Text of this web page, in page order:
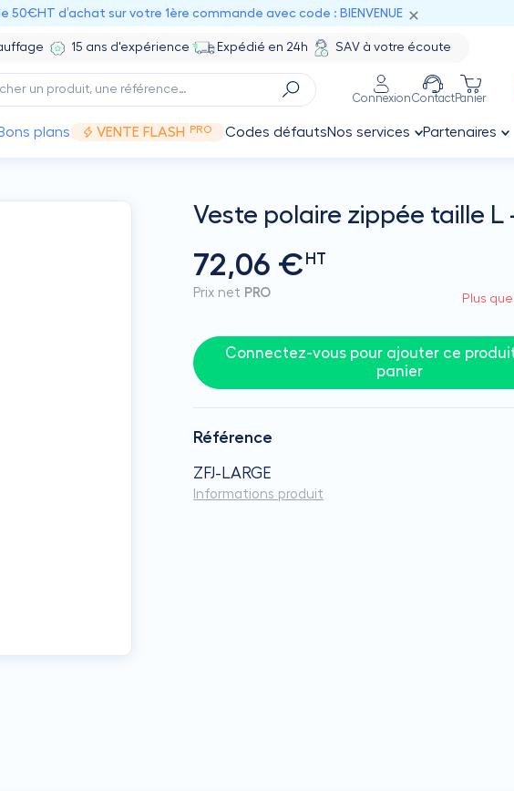
50€HT d’achat sur votre 1ère commande avec code : BIENVENUE
15 ans d'expérience Expédié en 24h SAV à votre écoute
ConnexionContactPanier
Bons plans VENTE FLASH PRO Codes défautsNos services Partenaires
Veste polaire zippée taille L
72,06 € HT
Prix net PRO Plus
Connectez-vous pour ajouter ce
panier
Référence
ZFJ-LARGE
Informations produit